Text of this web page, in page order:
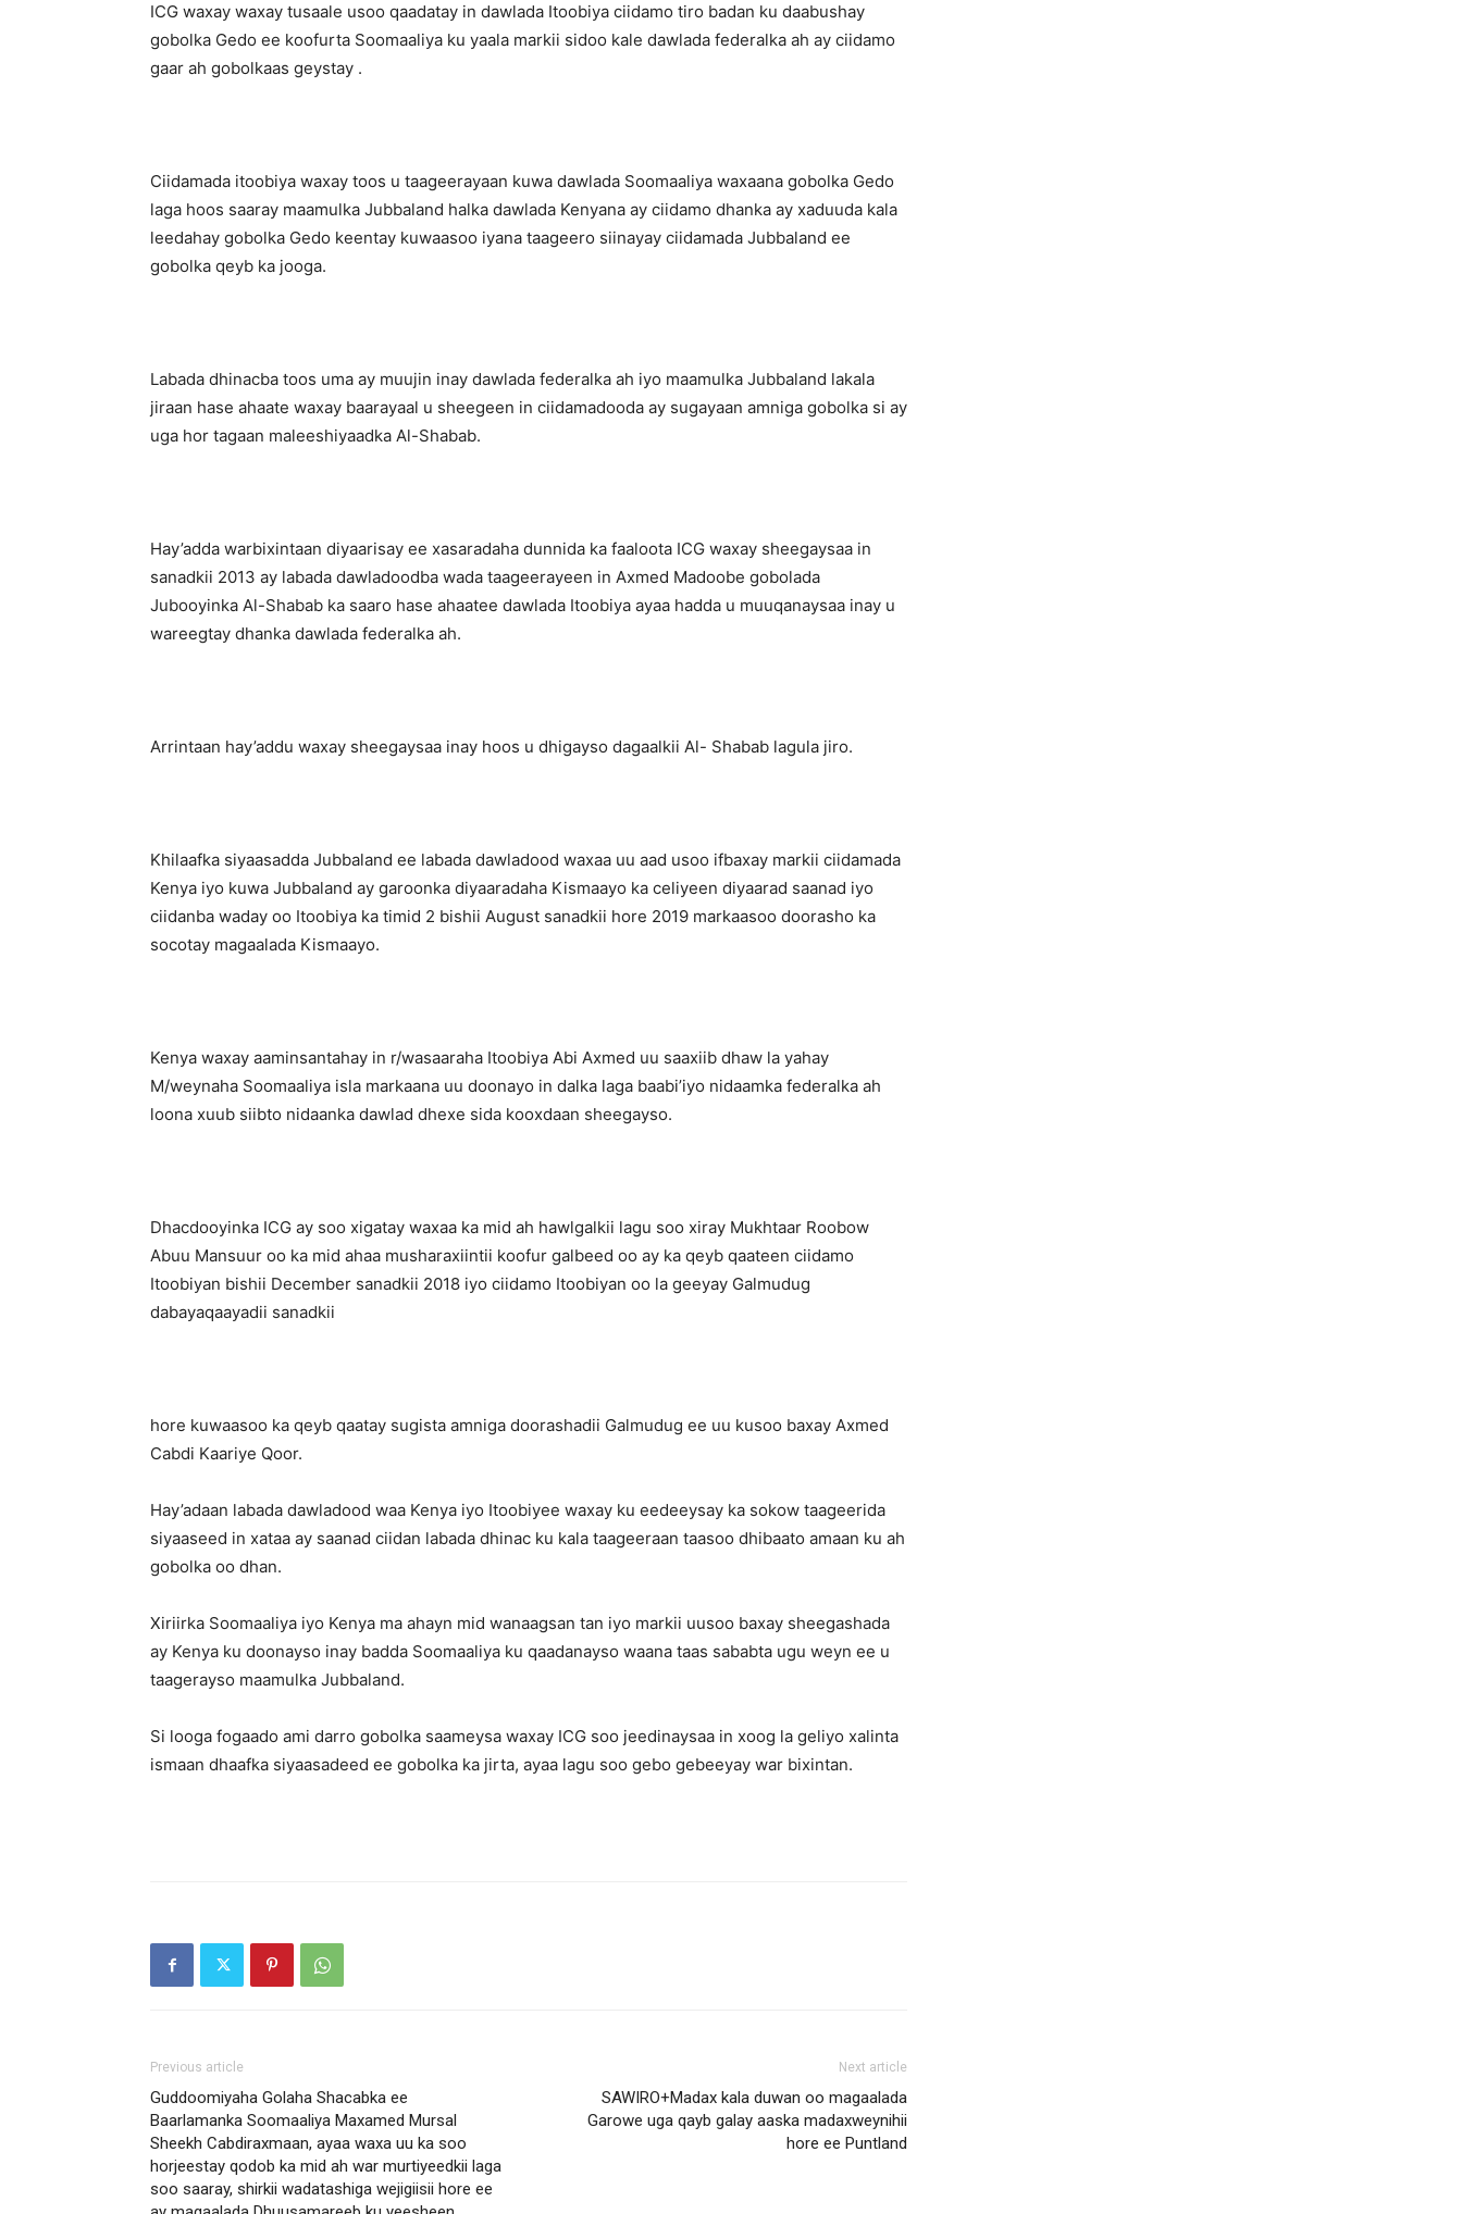
ICG waxay waxay tusaale usoo qaadatay in dawlada Itoobiya ciidamo tiro badan ku daabushay
gobolka Gedo ee koofurta Soomaaliya ku yaala markii sidoo kale dawlada federalka ah ay ciidamo
gaar ah gobolkaas geystay .
Ciidamada itoobiya waxay toos u taageerayaan kuwa dawlada Soomaaliya waxaana gobolka Gedo
laga hoos saaray maamulka Jubbaland halka dawlada Kenyana ay ciidamo dhanka ay xaduuda kala
leedahay gobolka Gedo keentay kuwaasoo iyana taageero siinayay ciidamada Jubbaland ee
gobolka qeyb ka jooga.
Labada dhinacba toos uma ay muujin inay dawlada federalka ah iyo maamulka Jubbaland lakala
jiraan hase ahaate waxay baarayaal u sheegeen in ciidamadooda ay sugayaan amniga gobolka si ay
uga hor tagaan maleeshiyaadka Al-Shabab.
Hay’adda warbixintaan diyaarisay ee xasaradaha dunnida ka faaloota ICG waxay sheegaysaa in
sanadkii 2013 ay labada dawladoodba wada taageerayeen in Axmed Madoobe gobolada
Jubooyinka Al-Shabab ka saaro hase ahaatee dawlada Itoobiya ayaa hadda u muuqanaysaa inay u
wareegtay dhanka dawlada federalka ah.
Arrintaan hay’addu waxay sheegaysaa inay hoos u dhigayso dagaalkii Al- Shabab lagula jiro.
Khilaafka siyaasadda Jubbaland ee labada dawladood waxaa uu aad usoo ifbaxay markii ciidamada
Kenya iyo kuwa Jubbaland ay garoonka diyaaradaha Kismaayo ka celiyeen diyaarad saanad iyo
ciidanba waday oo Itoobiya ka timid 2 bishii August sanadkii hore 2019 markaasoo doorasho ka
socotay magaalada Kismaayo.
Kenya waxay aaminsantahay in r/wasaaraha Itoobiya Abi Axmed uu saaxiib dhaw la yahay
M/weynaha Soomaaliya isla markaana uu doonayo in dalka laga baabi’iyo nidaamka federalka ah
loona xuub siibto nidaanka dawlad dhexe sida kooxdaan sheegayso.
Dhacdooyinka ICG ay soo xigatay waxaa ka mid ah hawlgalkii lagu soo xiray Mukhtaar Roobow
Abuu Mansuur oo ka mid ahaa musharaxiintii koofur galbeed oo ay ka qeyb qaateen ciidamo
Itoobiyan bishii December sanadkii 2018 iyo ciidamo Itoobiyan oo la geeyay Galmudug
dabayaqaayadii sanadkii
hore kuwaasoo ka qeyb qaatay sugista amniga doorashadii Galmudug ee uu kusoo baxay Axmed
Cabdi Kaariye Qoor.
Hay’adaan labada dawladood waa Kenya iyo Itoobiyee waxay ku eedeeysay ka sokow taageerida
siyaaseed in xataa ay saanad ciidan labada dhinac ku kala taageeraan taasoo dhibaato amaan ku ah
gobolka oo dhan.
Xiriirka Soomaaliya iyo Kenya ma ahayn mid wanaagsan tan iyo markii uusoo baxay sheegashada
ay Kenya ku doonayso inay badda Soomaaliya ku qaadanayso waana taas sababta ugu weyn ee u
taagerayso maamulka Jubbaland.
Si looga fogaado ami darro gobolka saameysa waxay ICG soo jeedinaysaa in xoog la geliyo xalinta
ismaan dhaafka siyaasadeed ee gobolka ka jirta, ayaa lagu soo gebo gebeeyay war bixintan.
Previous article
Guddoomiyaha Golaha Shacabka ee
Baarlamanka Soomaaliya Maxamed Mursal
Sheekh Cabdiraxmaan, ayaa waxa uu ka soo
horjeestay qodob ka mid ah war murtiyeedkii laga
soo saaray, shirkii wadatashiga wejigiisii hore ee
Next article
SAWIRO+Madax kala duwan oo magaalada
Garowe uga qayb galay aaska madaxweynihii
hore ee Puntland